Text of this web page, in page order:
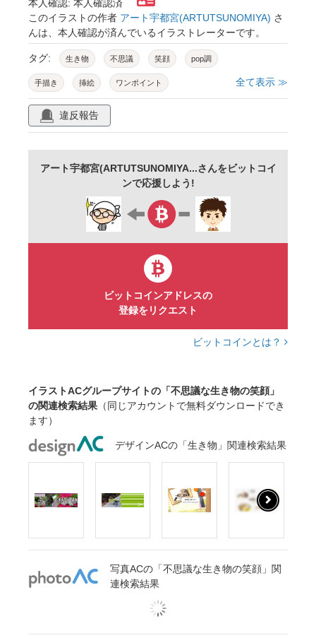
本人確認: 本人確認済
このイラストの作者 アート宇都宮(ARTUTSUNOMIYA) さ
んは、本人確認が済んでいるイラストレーターです。
タグ: 生き物 不思議 笑顔 pop調
手描き 挿絵 ワンポイント 全て表示 ≫
違反報告
アート宇都宮(ARTUTSUNOMIYA...さんをビットコイ
ンで応援しよう!
ビットコインアドレスの
登録をリクエスト
ビットコインとは？
イラストACグループサイトの「不思議な生き物の笑顔」
の関連検索結果 （同じアカウントで無料ダウンロードでき
ます）
デザインACの「生き物」関連検索結果
写真ACの「不思議な生き物の笑顔」関
連検索結果